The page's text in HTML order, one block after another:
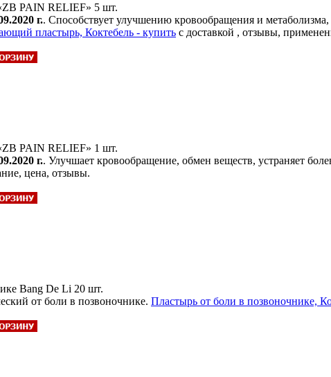
PAIN RELIEF» 5 шт.
г.. Способствует улучшению кровообращения и
пластырь, Коктебель - купить с доставкой , отзывы,
PAIN RELIEF» 1 шт.
г.. Улучшает кровообращение, обмен веществ, устраняет
цена, отзывы.
Bang De Li 20 шт.
от боли в позвоночнике. Пластырь от боли в позвоночнике,